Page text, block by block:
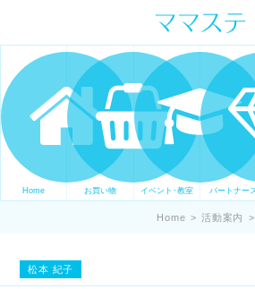
ママの才能発信しま
表現ステージ ママス
ンスを表現したいマ
ます。
Home お買い物 イベント･教室 パートナー
Home > 活動案内 >
松本 紀子